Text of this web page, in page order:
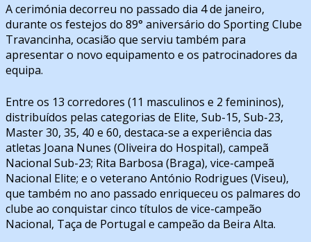
A cerimónia decorreu no passado dia 4 de janeiro,
durante os festejos do 89° aniversário do Sporting Clube
Travancinha, ocasião que serviu também para
apresentar o novo equipamento e os patrocinadores da
equipa.
Entre os 13 corredores (11 masculinos e 2 femininos),
distribuídos pelas categorias de Elite, Sub-15, Sub-23,
Master 30, 35, 40 e 60, destaca-se a experiência das
atletas Joana Nunes (Oliveira do Hospital), campeã
Nacional Sub-23; Rita Barbosa (Braga), vice-campeã
Nacional Elite; e o veterano António Rodrigues (Viseu),
que também no ano passado enriqueceu os palmares do
clube ao conquistar cinco títulos de vice-campeão
Nacional, Taça de Portugal e campeão da Beira Alta.